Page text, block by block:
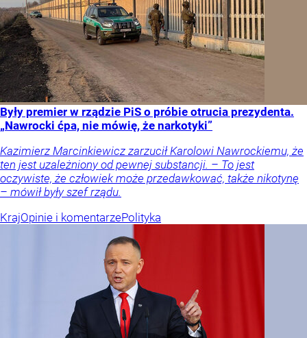
Były premier w rządzie PiS o próbie otrucia prezydenta.
„Nawrocki ćpa, nie mówię, że narkotyki”
Kazimierz Marcinkiewicz zarzucił Karolowi Nawrockiemu, że
ten jest uzależniony od pewnej substancji. – To jest
oczywiste, że człowiek może przedawkować, także nikotynę
– mówił były szef rządu.
KrajOpinie i komentarzePolityka